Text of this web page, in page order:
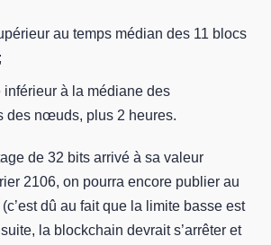
au temps médian des 11 blocs
inférieur à la médiane des
des nœuds, plus 2 heures.
de 32 bits arrivé à sa valeur
2106, on pourra encore publier au
dû au fait que la limite basse est
la blockchain devrait s’arrêter et